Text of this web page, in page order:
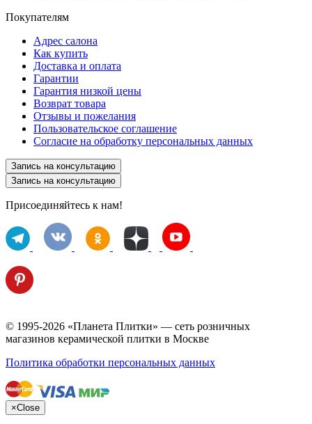
Покупателям
Адрес салона
Как купить
Доставка и оплата
Гарантии
Гарантия низкой цены
Возврат товара
Отзывы и пожелания
Пользовательское соглашение
Согласие на обработку персональных данных
Запись на консультацию
Запись на консультацию
Присоединяйтесь к нам!
© 1995-2026 «Планета Плитки» — сеть розничных
магазинов керамической плитки в Москве
Политика обработки персональных данных
×Close